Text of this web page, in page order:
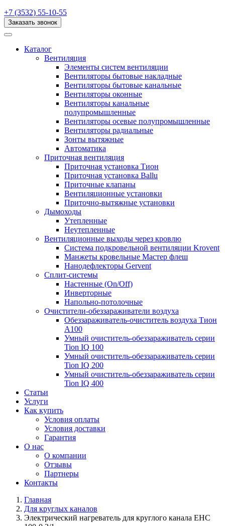
+7 (3532) 55-10-55
Заказать звонок
Каталог
Вентиляция
Элементы систем вентиляции
Вентиляторы бытовые накладные
Вентиляторы бытовые канальные
Вентиляторы оконные
Вентиляторы канальные
полупромышленные
Вентиляторы осевые полупромышленные
Вентиляторы радиальные
Зонты вытяжные
Автоматика
Приточная вентиляция
Приточная установка Тион
Приточная установка Ballu
Приточные клапаны
Вентиляционные установки
Приточно-вытяжные установки
Дымоходы
Утепленные
Неутепленные
Вентиляционные выходы через кровлю
Система подкровельной вентиляции Krovent
Манжеты кровельные Мастер флеш
Нанодефлекторы Gervent
Сплит-системы
Настенные (On/Off)
Инверторные
Напольно-потолочные
Очистители-обеззараживатели воздуха
Обеззараживатель-очиститель воздуха Тион
А100
Умный очиститель-обеззараживатель серии
Tion IQ 100
Умный очиститель-обеззараживатель серии
Tion IQ 200
Умный очиститель-обеззараживатель серии
Tion IQ 400
Статьи
Услуги
Как купить
Условия оплаты
Условия доставки
Гарантия
О нас
О компании
Отзывы
Партнеры
Контакты
Главная
Для круглых каналов
Электрический нагреватель для круглого канала EHC